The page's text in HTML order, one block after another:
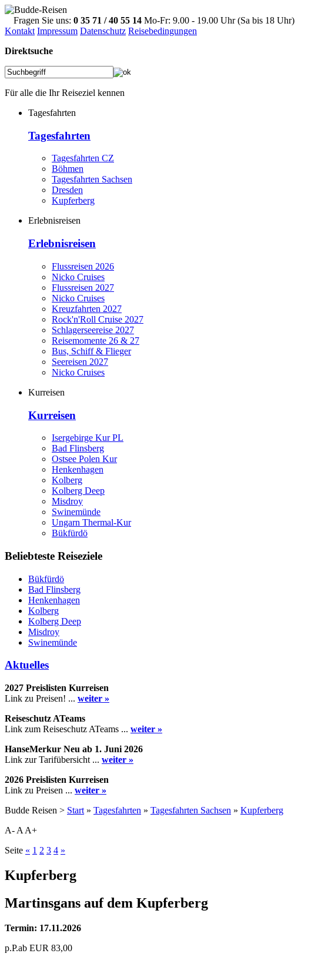
Fragen Sie uns: 0 35 71 / 40 55 14 Mo-Fr: 9.00 - 19.00 Uhr (Sa bis 18 Uhr)
Kontakt Impressum Datenschutz Reisebedingungen
Direktsuche
Für alle die Ihr Reiseziel kennen
Tagesfahrten
Tagesfahrten
Tagesfahrten CZ
Böhmen
Tagesfahrten Sachsen
Dresden
Kupferberg
Erlebnisreisen
Erlebnisreisen
Flussreisen 2026
Nicko Cruises
Flussreisen 2027
Nicko Cruises
Kreuzfahrten 2027
Rock'n'Roll Cruise 2027
Schlagerseereise 2027
Reisemomente 26 & 27
Bus, Schiff & Flieger
Seereisen 2027
Nicko Cruises
Kurreisen
Kurreisen
Isergebirge Kur PL
Bad Flinsberg
Ostsee Polen Kur
Henkenhagen
Kolberg
Kolberg Deep
Misdroy
Swinemünde
Ungarn Thermal-Kur
Bükfürdö
Beliebteste Reiseziele
Bükfürdö
Bad Flinsberg
Henkenhagen
Kolberg
Kolberg Deep
Misdroy
Swinemünde
Aktuelles
2027 Preislisten Kurreisen
Link zu Preisen! ... weiter »
Reiseschutz ATeams
Link zum Reiseschutz ATeams ... weiter »
HanseMerkur Neu ab 1. Juni 2026
Link zur Tarifübersicht ... weiter »
2026 Preislisten Kurreisen
Link zu Preisen ... weiter »
Budde Reisen > Start » Tagesfahrten » Tagesfahrten Sachsen » Kupferberg
A- A A+
Seite « 1 2 3 4 »
Kupferberg
Martinsgans auf dem Kupferberg
Termin: 17.11.2026
p.P.ab EUR 83,00